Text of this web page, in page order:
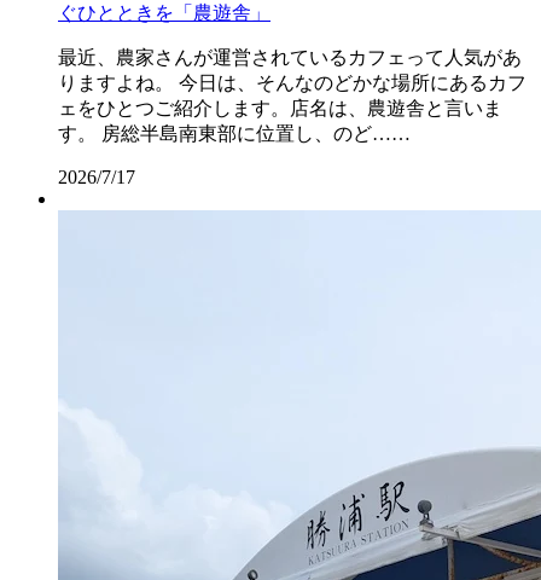
ぐひとときを「農遊舎」
最近、農家さんが運営されているカフェって人気があ
りますよね。 今日は、そんなのどかな場所にあるカフ
ェをひとつご紹介します。店名は、農遊舎と言いま
す。 房総半島南東部に位置し、のど……
2026/7/17